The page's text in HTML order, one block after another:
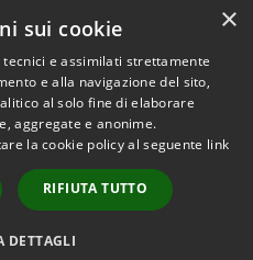
Gandino • Powered by
Municipium•Accesso
redazione
×
sui cookie
e assimilati strettamente
e alla navigazione del sito,
al solo fine di elaborare
aggregate e anonime.
la cookie policy al seguente link
RIFIUTA TUTTO
DETTAGLI